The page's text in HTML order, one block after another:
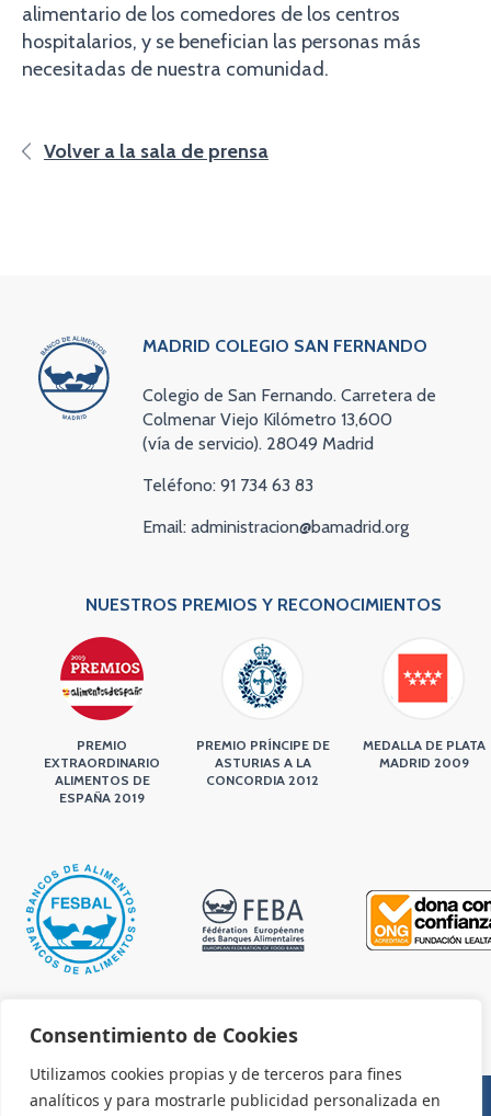
Consentimiento de Cookies
Utilizamos cookies propias y de terceros para fines
analíticos y para mostrarle publicidad personalizada en
alimentario de los comedores de los centros
hospitalarios, y se benefician las personas más
necesitadas de nuestra comunidad.
Volver a la sala de prensa
MADRID COLEGIO SAN FERNANDO
Colegio de San Fernando. Carretera de
Colmenar Viejo Kilómetro 13,600
(vía de servicio). 28049 Madrid
Teléfono: 91 734 63 83
Email: administracion@bamadrid.org
NUESTROS PREMIOS Y RECONOCIMIENTOS
PREMIO
EXTRAORDINARIO
ALIMENTOS DE
ESPAÑA 2019
PREMIO PRÍNCIPE DE
ASTURIAS A LA
CONCORDIA 2012
MEDALLA DE PLATA
MADRID 2009